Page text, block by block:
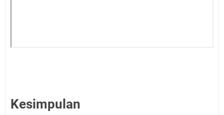
Kesimpulan